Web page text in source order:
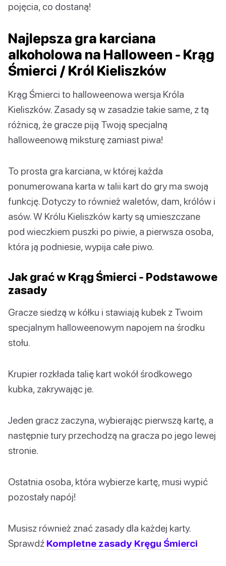
pojęcia, co dostaną!
Najlepsza gra karciana
alkoholowa na Halloween - Krąg
Śmierci / Król Kieliszków
Krąg Śmierci to halloweenowa wersja Króla
Kieliszków. Zasady są w zasadzie takie same, z tą
różnicą, że gracze piją Twoją specjalną
halloweenową miksturę zamiast piwa!
To prosta gra karciana, w której każda
ponumerowana karta w talii kart do gry ma swoją
funkcję. Dotyczy to również waletów, dam, królów i
asów. W Królu Kieliszków karty są umieszczane
pod wieczkiem puszki po piwie, a pierwsza osoba,
która ją podniesie, wypija całe piwo.
Jak grać w Krąg Śmierci - Podstawowe
zasady
Gracze siedzą w kółku i stawiają kubek z Twoim
specjalnym halloweenowym napojem na środku
stołu.
Krupier rozkłada talię kart wokół środkowego
kubka, zakrywając je.
Jeden gracz zaczyna, wybierając pierwszą kartę, a
następnie tury przechodzą na gracza po jego lewej
stronie.
Ostatnia osoba, która wybierze kartę, musi wypić
pozostały napój!
Musisz również znać zasady dla każdej karty.
Sprawdź Kompletne zasady Kręgu Śmierci